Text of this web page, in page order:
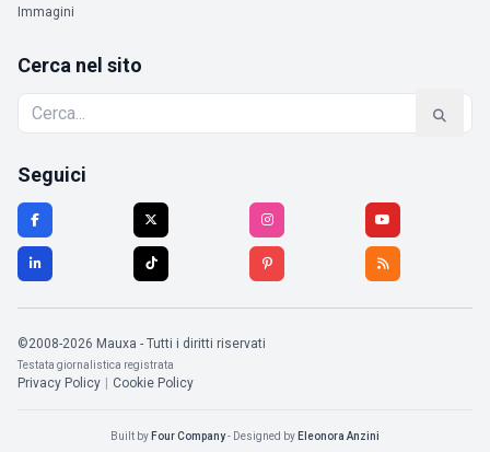
Immagini
Cerca nel sito
Seguici
©2008-2026 Mauxa - Tutti i diritti riservati
Testata giornalistica registrata
Privacy Policy | Cookie Policy
Built by Four Company- Designed by Eleonora Anzini